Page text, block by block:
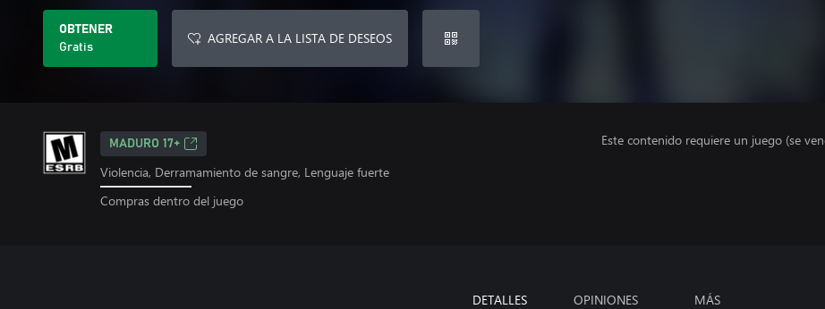
OBTENER
Gratis
AGREGAR A LA LISTA DE DESEOS
MADURO 17+
Violencia, Derramamiento de sangre, Lenguaje fuerte
Compras dentro del juego
Este contenido requiere un juego (se
DETALLES OPINIONES MÁS